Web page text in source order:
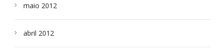
maio 2012
abril 2012